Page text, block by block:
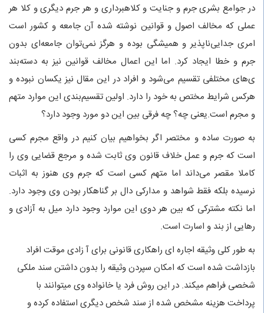
در جوامع بشری جرم و جنایت و کلاهبرداری و هر جرم دیگری و کلا هر
عملی که مخالف اصول و قوانین نوشته شده آن جامعه و کشور است
امری جدایی‌ناپذیر و همیشگی بوده و هرگز نمی‌توان جامعه‌ای بدون
جرم و خطا ایجاد کرد. اما این اعمال مخالف قوانین نیز به دسته‌بند
ی‌های مختلفی تقسیم می‌شود و افراد در این مقال نیز یکسان نبوده و
هرکس شرایط مختص به خود را دارد. اولین تقسیم‌بندی این موارد متهم
و مجرم است.یعنی چه؟ چه فرقی بین این دو مورد وجود دارد؟
به صورت ساده و مختصر اگر بخواهیم بیان کنیم در واقع مجرم کسی
است که جرم و عمل خلاف قانون وی ثابت شده و مرجع قضایی وی را
کاملا مقصر می‌داند اما متهم کسی است که جرم وی هنوز به اثبات
نرسیده بلکه فقط شواهد و مدارکی دال بر گناهکار بودن وی وجود دارد.
اما نکته مشترکی که بین هر دوی این موارد وجود دارد میل به آزادی و
رهایی از بند و اسارت است.
به طور کلی وثیقه اجاره ای راهکاری قانونی برای آ زادی موقت افراد
بازداشت شده است که امکان سپردن وثیقه را بدون داشتن سند ملکی
شخصی فراهم میکند. در این روش فرد یا خانواده وی میتوانند با
پرداخت هزینه مشخص شده از سند شخص دیگری استفاده کرده و